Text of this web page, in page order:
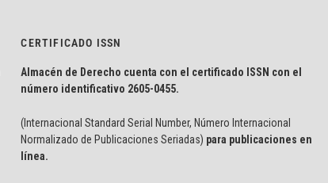
CERTIFICADO ISSN
Almacén de Derecho cuenta con el certificado ISSN con el
número identificativo 2605-0455.
(Internacional Standard Serial Number, Número Internacional
Normalizado de Publicaciones Seriadas) para publicaciones en
línea.